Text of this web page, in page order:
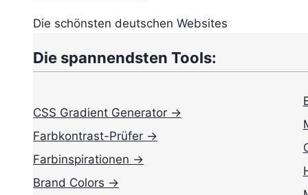
Die schönsten deutschen Websites
Die spannendsten Tools:
CSS Gradient Generator →
Farbkontrast-Prüfer →
Farbinspirationen →
Brand Colors →